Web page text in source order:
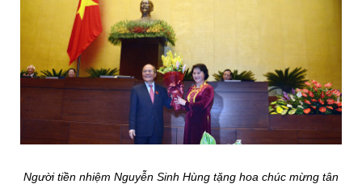
Người tiền nhiệm Nguyễn Sinh Hùng tặng hoa chúc mừng tân